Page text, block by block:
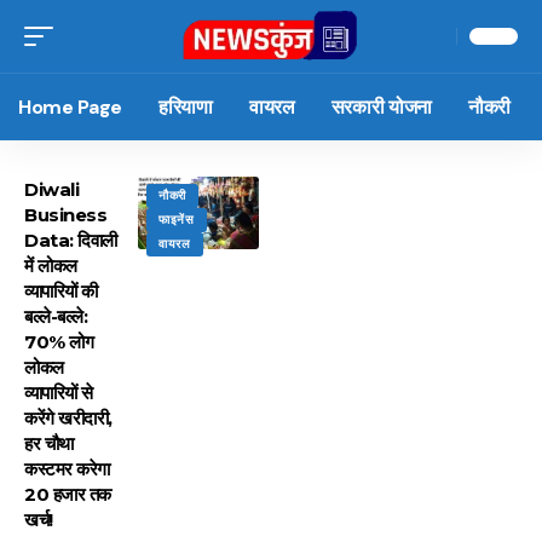
Home Page हरियाणा वायरल सरकारी योजना नौकरी
नौकरी
फाइनेंस
वायरल
Diwali
Business
Data: दिवाली
में लोकल
व्यापारियों की
बल्ले-बल्ले:
70% लोग
लोकल
व्यापारियों से
करेंगे खरीदारी,
हर चौथा
कस्टमर करेगा
20 हजार तक
खर्च!